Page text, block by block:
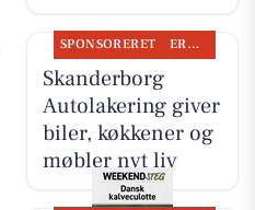
SPONSORERET ERHVERV
Skanderborg
Autolakering giver
biler, køkkener og
møbler nyt liv